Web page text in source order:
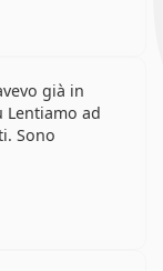
già in
Lentiamo ad
Sono